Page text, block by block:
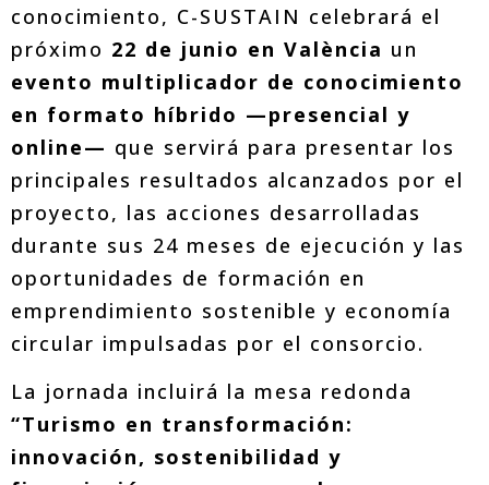
conocimiento, C-SUSTAIN celebrará el
próximo 22 de junio en València un
evento multiplicador de conocimiento
en formato híbrido —presencial y
online— que servirá para presentar los
principales resultados alcanzados por el
proyecto, las acciones desarrolladas
durante sus 24 meses de ejecución y las
oportunidades de formación en
emprendimiento sostenible y economía
circular impulsadas por el consorcio.
La jornada incluirá la mesa redonda
“Turismo en transformación:
innovación, sostenibilidad y